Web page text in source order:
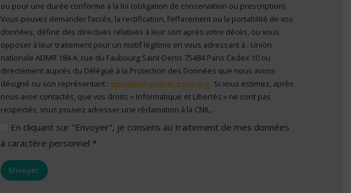
ou pour une durée conforme à la loi (obligation de conservation ou prescription).
Vous pouvez demander l’accès, la rectification, l’effacement ou la portabilité de vos
données, définir des directives relatives à leur sort après votre décès, ou vous
opposer à leur traitement pour un motif légitime en vous adressant à : Union
nationale ADMR 184 A, rue du Faubourg Saint-Denis 75484 Paris Cedex 10 ou
directement auprès du Délégué à la Protection des Données que nous avons
désigné ou son représentant :
. Si vous estimez, après
nous avoir contactés, que vos droits « Informatique et Libertés » ne sont pas
respectés, vous pouvez adresser une réclamation à la CNIL.
En cliquant sur "Envoyer", je consens au traitement de mes données
à caractère personnel *